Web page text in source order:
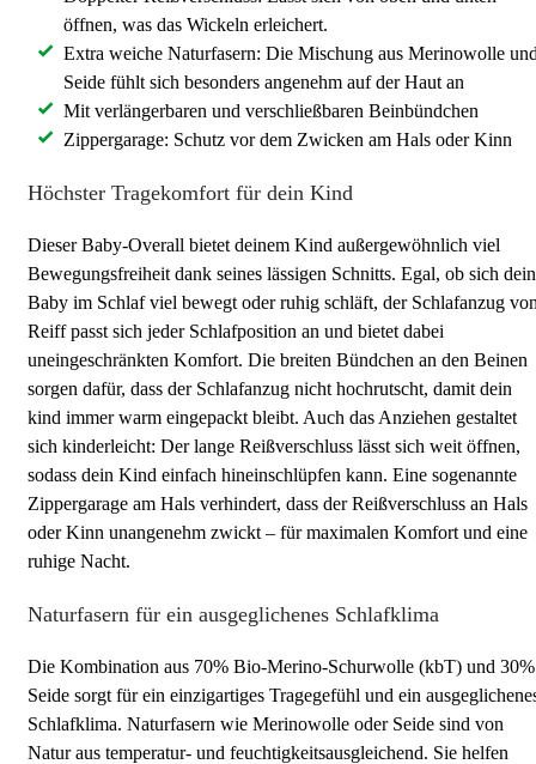
öffnen, was das Wickeln erleichert.
Extra weiche Naturfasern: Die Mischung aus Merinowolle
Seide fühlt sich besonders angenehm auf der Haut an
Mit verlängerbaren und verschließbaren Beinbündchen
Zippergarage: Schutz vor dem Zwicken am Hals oder Kinn
Höchster Tragekomfort für dein Kind
Dieser Baby-Overall bietet deinem Kind außergewöhnlich viel
Bewegungsfreiheit dank seines lässigen Schnitts. Egal, ob sich dein
Baby im Schlaf viel bewegt oder ruhig schläft, der Schlafanzug
Reiff passt sich jeder Schlafposition an und bietet dabei
uneingeschränkten Komfort. Die breiten Bündchen an den Beinen
sorgen dafür, dass der Schlafanzug nicht hochrutscht, damit dein
kind immer warm eingepackt bleibt. Auch das Anziehen gestaltet
sich kinderleicht: Der lange Reißverschluss lässt sich weit öffnen,
sodass dein Kind einfach hineinschlüpfen kann. Eine sogenannte
Zippergarage am Hals verhindert, dass der Reißverschluss an Hals
oder Kinn unangenehm zwickt – für maximalen Komfort und eine
ruhige Nacht.
Naturfasern für ein ausgeglichenes Schlafklima
Die Kombination aus 70% Bio-Merino-Schurwolle (kbT) und 30%
Seide sorgt für ein einzigartiges Tragegefühl und ein
Schlafklima. Naturfasern wie Merinowolle oder Seide sind von
Natur aus temperatur- und feuchtigkeitsausgleichend. Sie helfen